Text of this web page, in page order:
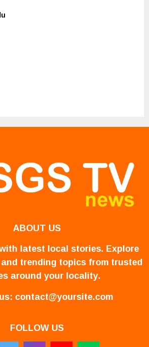
ABOUT US
latest local stories. Explore
trending topics from trusted
around your locality.
contact@yoursite.com
FOLLOW US